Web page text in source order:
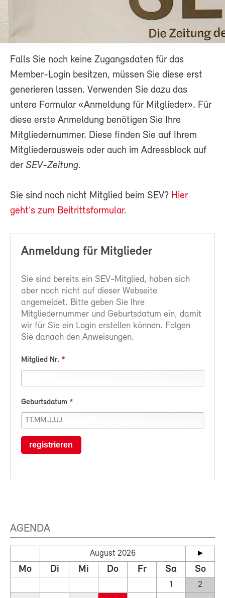
Falls Sie noch keine Zugangsdaten für das
Member-Login besitzen, müssen Sie diese erst
generieren lassen. Verwenden Sie dazu das
untere Formular «Anmeldung für Mitglieder». Für
diese erste Anmeldung benötigen Sie Ihre
Mitgliedernummer. Diese finden Sie auf Ihrem
Mitgliederausweis oder auch im Adressblock auf
der SEV-Zeitung.
Sie sind noch nicht Mitglied beim SEV? Hier
geht’s zum Beitrittsformular.
Anmeldung für Mitglieder
Sie sind bereits ein SEV-Mitglied, haben sich
aber noch nicht auf dieser Webseite
angemeldet. Bitte geben Sie Ihre
Mitgliedernummer und Geburtsdatum ein, damit
wir für Sie ein Login erstellen können. Folgen
Sie danach den Anweisungen.
Mitglied Nr.
Geburtsdatum
registrieren
AGENDA
August 2026
Mo Di Mi Do Fr Sa So
1
2